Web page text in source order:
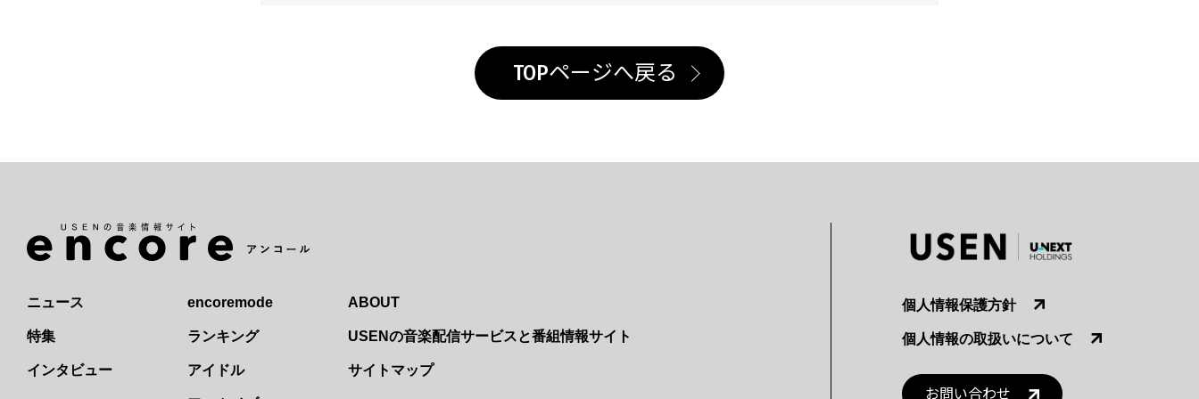
TOPページへ戻る
ニュース
特集
インタビュー
encoremode
ランキング
アイドル
ABOUT
USENの音楽配信サービスと番組情報サイト
サイトマップ
個人情報保護方針
個人情報の取扱いについて
お問い合わせ